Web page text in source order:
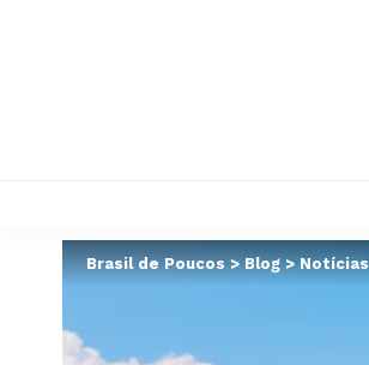
Brasil de Poucos>Blog>Notícias